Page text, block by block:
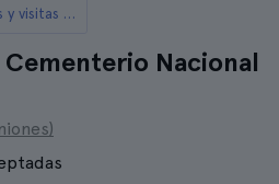
Entradas y visitas a los Memoriales de Guerra y al Cementerio de Arlington en Washington DC
Nacional